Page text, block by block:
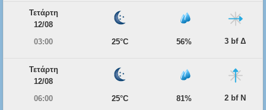
Τετάρτη
12/08
03:00
25°C 56% 3 bf Δ
Τετάρτη
12/08
06:00
25°C 81% 2 bf Ν